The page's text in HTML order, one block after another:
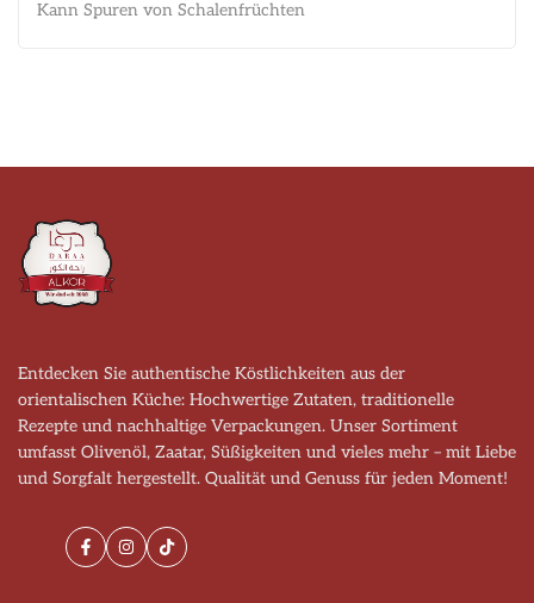
Kann Spuren von Schalenfrüchten
Entdecken Sie authentische Köstlichkeiten aus der
orientalischen Küche: Hochwertige Zutaten, traditionelle
Rezepte und nachhaltige Verpackungen. Unser Sortiment
umfasst Olivenöl, Zaatar, Süßigkeiten und vieles mehr – mit Liebe
und Sorgfalt hergestellt. Qualität und Genuss für jeden Moment!
FacebookInstagram
TikTok